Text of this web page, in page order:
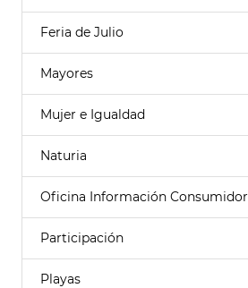
Feria de Julio
Mayores
Mujer e Igualdad
Naturia
Oficina Información Consumidor
Participación
Playas